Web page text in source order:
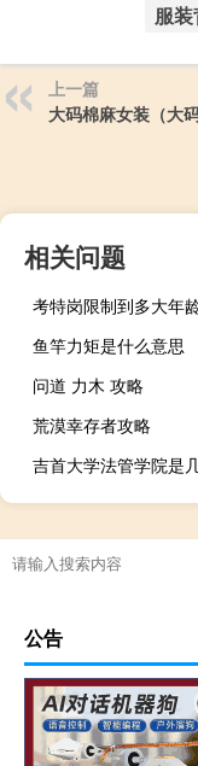
服
上一篇
大码棉麻女装（大
相关问题
考特岗限制到多大年
鱼竿力矩是什么意思
问道 力木 攻略
荒漠幸存者攻略
吉首大学法管学院是
公告